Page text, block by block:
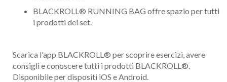
BLACKROLL® RUNNING BAG offre spazio per tutti
i prodotti del set.
Scarica l'app BLACKROLL® per scoprire esercizi, avere
consigli e conoscere tutti i prodotti BLACKROLL®.
Disponibile per dispositi iOS e Android.